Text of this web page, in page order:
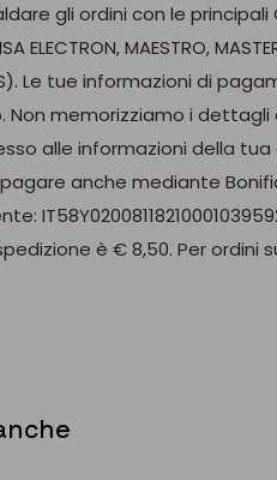
cm
con ordine minimo di 600
indirizzo email:
gli ordini con le
MAESTRO,
Le tue informazioni di
Non memorizziamo i dettagli
alle informazioni della
pagare anche mediante
è € 8,50. Per ordini